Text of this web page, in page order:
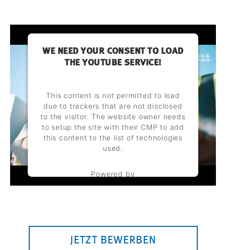
WE NEED YOUR CONSENT TO LOAD
THE YOUTUBE SERVICE!
This content is not permitted to load
due to trackers that are not disclosed
to the visitor. The website owner needs
to setup the site with their CMP to add
this content to the list of technologies
used.
Powered by
Usercentrics Consent Management
JETZT BEWERBEN